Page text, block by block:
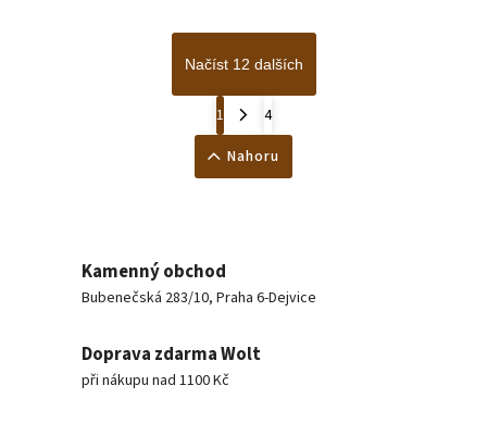
Načíst 12 dalších
1
4
Nahoru
Kamenný obchod
Bubenečská 283/10, Praha 6-Dejvice
Doprava zdarma Wolt
při nákupu nad 1100 Kč